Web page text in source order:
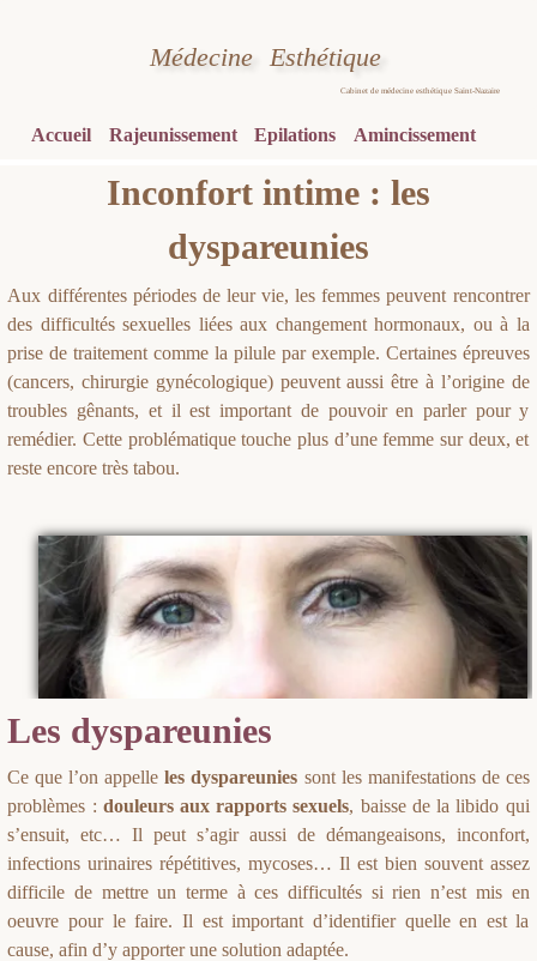
Médecine Esthétique
Cabinet de médecine esthétique Saint-Nazaire
Accueil Rajeunissement Epilations Amincissement
Inconfort intime : les
dyspareunies
Aux différentes périodes de leur vie, les femmes peuvent rencontrer
des difficultés sexuelles liées aux changement hormonaux, ou à la
prise de traitement comme la pilule par exemple. Certaines épreuves
(cancers, chirurgie gynécologique) peuvent aussi être à l’origine de
troubles gênants, et il est important de pouvoir en parler pour y
remédier. Cette problématique touche plus d’une femme sur deux, et
reste encore très tabou.
Les dyspareunies
Ce que l’on appelleles dyspareunies sont les manifestations de ces
problèmes : douleurs aux rapports sexuels, baisse de la libido qui
s’ensuit, etc… Il peut s’agir aussi de démangeaisons, inconfort,
infections urinaires répétitives, mycoses… Il est bien souvent assez
difficile de mettre un terme à ces difficultés si rien n’est mis en
oeuvre pour le faire. Il est important d’identifier quelle en est la
cause, afin d’y apporter une solution adaptée.